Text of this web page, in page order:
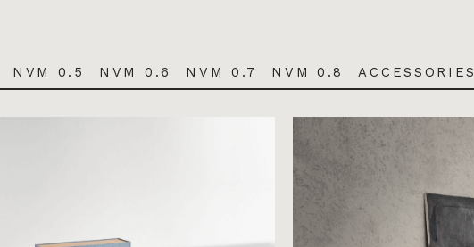
NVM 0.5 NVM 0.6 NVM 0.7 NVM 0.8 ACCESSORIES